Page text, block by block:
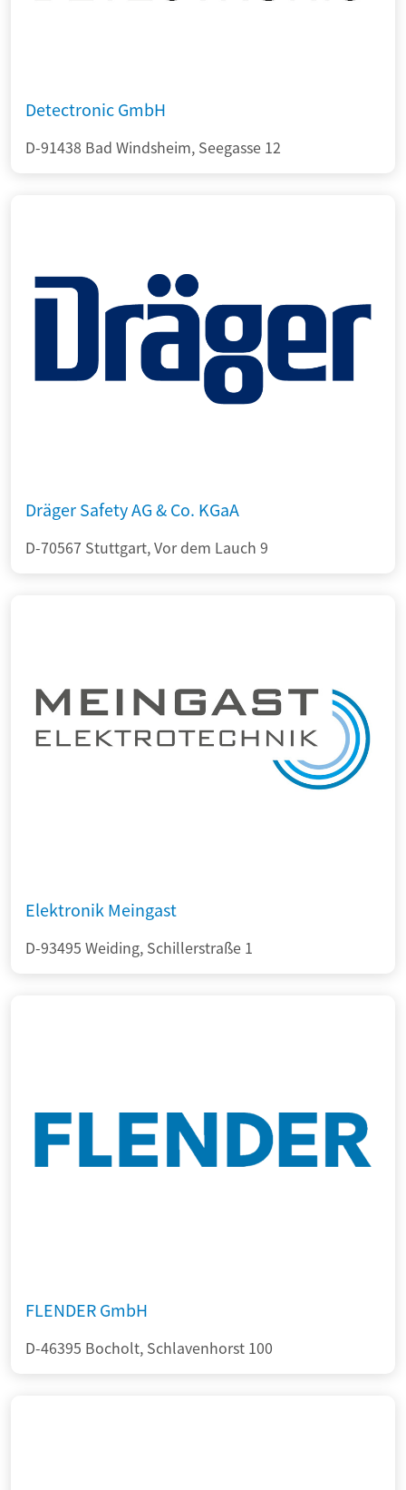
Detectronic GmbH
D-91438 Bad Windsheim, Seegasse 12
Dräger Safety AG & Co. KGaA
D-70567 Stuttgart, Vor dem Lauch 9
Elektronik Meingast
D-93495 Weiding, Schillerstraße 1
FLENDER GmbH
D-46395 Bocholt, Schlavenhorst 100